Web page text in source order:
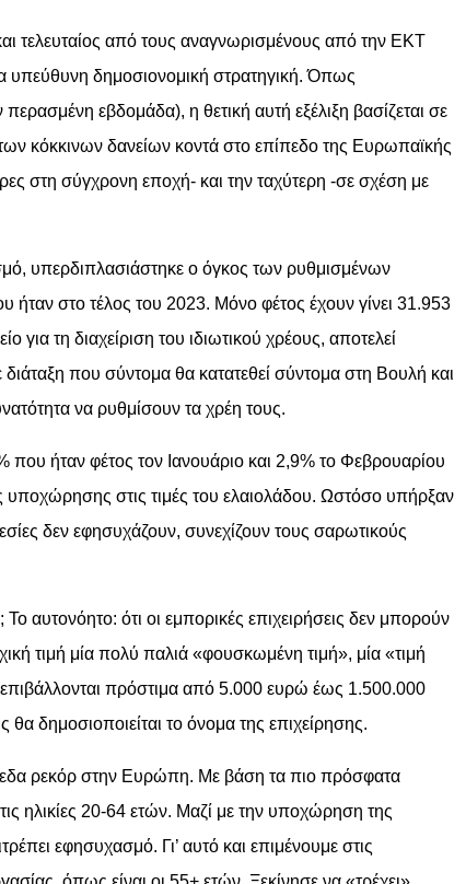
τελευταίος από τους αναγνωρισμένους από την ΕΚΤ
υπεύθυνη δημοσιονομική στρατηγική. Όπως
εβδομάδα), η θετική αυτή εξέλιξη βασίζεται σε
κόκκινων δανείων κοντά στο επίπεδο της Ευρωπαϊκής
στη σύγχρονη εποχή- και την ταχύτερη -σε σχέση με
υπερδιπλασιάστηκε ο όγκος των ρυθμισμένων
στο τέλος του 2023. Μόνο φέτος έχουν γίνει 31.953
τη διαχείριση του ιδιωτικού χρέους, αποτελεί
που σύντομα θα κατατεθεί σύντομα στη Βουλή και
να ρυθμίσουν τα χρέη τους.
ήταν φέτος τον Ιανουάριο και 2,9% το Φεβρουαρίου
στις τιμές του ελαιολάδου. Ωστόσο υπήρξαν
δεν εφησυχάζουν, συνεχίζουν τους σαρωτικούς
αυτονόητο: ότι οι εμπορικές επιχειρήσεις δεν μπορούν
τιμή μία πολύ παλιά «φουσκωμένη τιμή», μία «τιμή
επιβάλλονται πρόστιμα από 5.000 ευρώ έως 1.500.000
δημοσιοποιείται το όνομα της επιχείρησης.
ρεκόρ στην Ευρώπη. Με βάση τα πιο πρόσφατα
ηλικίες 20-64 ετών. Μαζί με την υποχώρηση της
εφησυχασμό. Γι’ αυτό και επιμένουμε στις